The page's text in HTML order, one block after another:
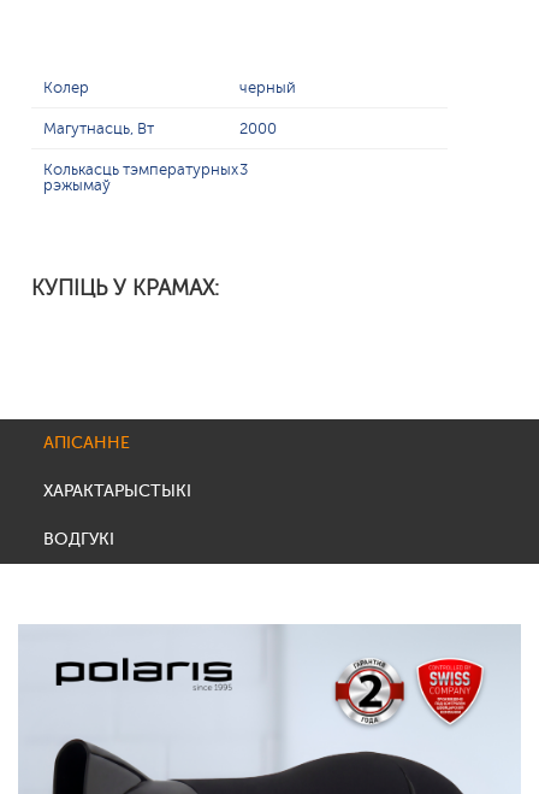
Колер черный
Магутнасць, Вт 2000
Колькасць тэмпературных
рэжымаў
3
КУПІЦЬ У КРАМАХ:
АПІСАННЕ
ХАРАКТАРЫСТЫКІ
ВОДГУКІ